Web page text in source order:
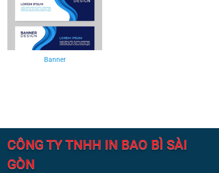
Banner
CÔNG TY TNHH IN BAO BÌ SÀI
GÒN